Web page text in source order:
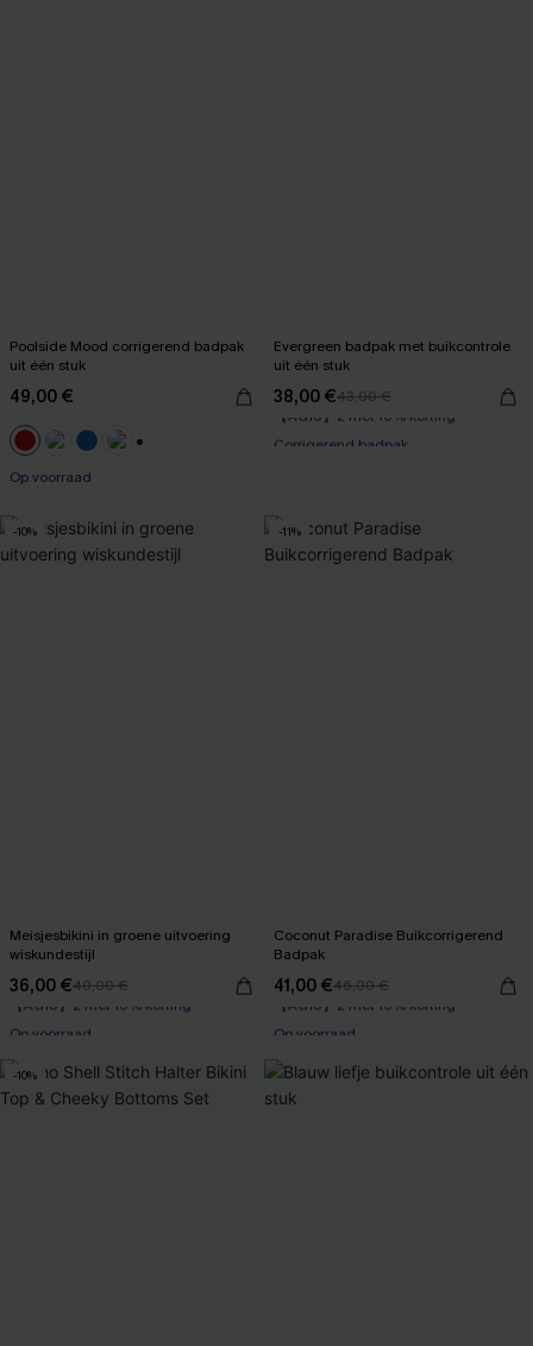
Poolside Mood corrigerend badpak
uit één stuk
49,00 €
Op voorraad
Evergreen badpak met buikcontrole
uit één stuk
38,00 €43,00 €
【AG18】2 met 10% korting
-10%
Meisjesbikini in groene uitvoering
wiskundestijl
36,00 €40,00 €
【AG18】2 met 10% korting
-11%
Coconut Paradise Buikcorrigerend
Badpak
41,00 €46,00 €
【AG18】2 met 10% korting
-10%